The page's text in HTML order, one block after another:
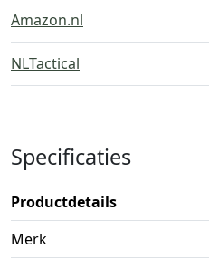
Amazon.nl
NLTactical
Specificaties
Productdetails
Merk